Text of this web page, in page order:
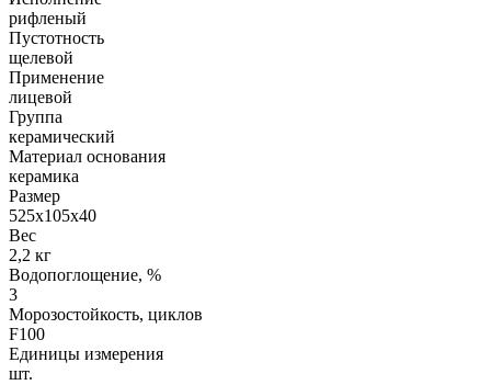
рифленый
Пустотность
щелевой
Применение
лицевой
Группа
керамический
Материал основания
керамика
Размер
525х105х40
Вес
2,2 кг
Водопоглощение, %
3
Морозостойкость, циклов
F100
Единицы измерения
шт.